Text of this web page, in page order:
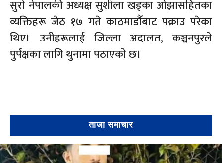
सुरो नेपालकी अध्यक्ष सुशीला खड्का ओझासहितका
व्यक्तिहरू जेठ १७ गते काठमाडौँबाट पक्राउ परेका
थिए। उनीहरूलाई जिल्ला अदालत, कञ्चनपुरले
पुर्पक्षका लागि थुनामा पठाएको छ।
ताजा समाचार